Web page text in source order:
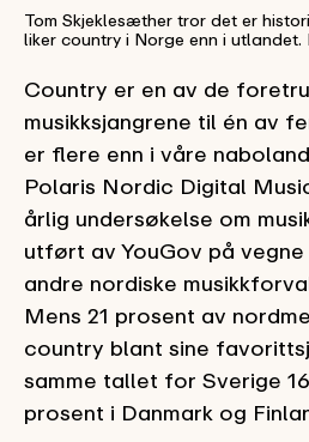
Tom Skjeklesæther tror det er
liker country i Norge enn i utlandet.
Country er en av de
musikksjangrene til én av
er flere enn i våre
Polaris Nordic Digital
årlig undersøkelse om
utført av YouGov på
andre nordiske
Mens 21 prosent av
country blant sine
samme tallet for Sverige
prosent i Danmark og